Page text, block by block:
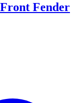
Fender